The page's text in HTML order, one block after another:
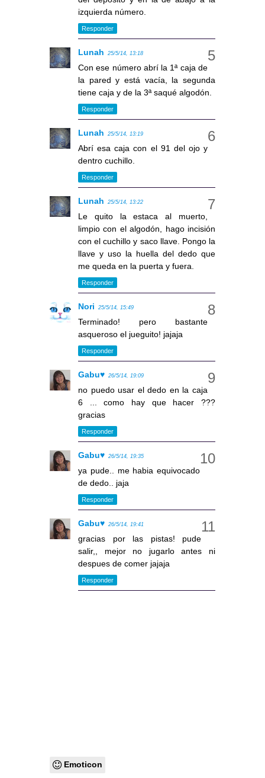
izquierda número.
Responder
Lunah 25/5/14, 13:18
Con ese número abrí la 1ª caja de
la pared y está vacía, la segunda
tiene caja y de la 3ª saqué algodón.
Responder
Lunah 25/5/14, 13:19
Abrí esa caja con el 91 del ojo y
dentro cuchillo.
Responder
Lunah 25/5/14, 13:22
Le quito la estaca al muerto,
limpio con el algodón, hago incisión
con el cuchillo y saco llave. Pongo la
llave y uso la huella del dedo que
me queda en la puerta y fuera.
Responder
Nori 25/5/14, 15:49
Terminado! pero bastante
asqueroso el jueguito! jajaja
Responder
Gabu♥ 26/5/14, 19:09
no puedo usar el dedo en la caja
6 ... como hay que hacer ???
gracias
Responder
Gabu♥ 26/5/14, 19:35
ya pude.. me habia equivocado
de dedo.. jaja
Responder
Gabu♥ 26/5/14, 19:41
gracias por las pistas! pude
salir,, mejor no jugarlo antes ni
despues de comer jajaja
Responder
Emoticon